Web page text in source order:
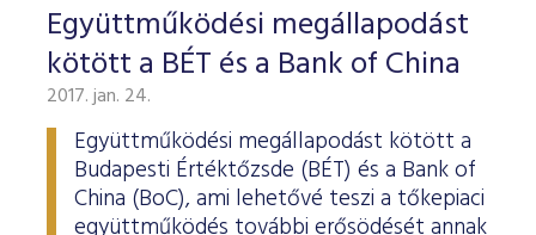
Együttműködési megállapodást
kötött a BÉT és a Bank of China
2017. jan. 24.
Együttműködési megállapodást kötött a
Budapesti Értéktőzsde (BÉT) és a Bank of
China (BoC), ami lehetővé teszi a tőkepiaci
együttműködés további erősödését annak